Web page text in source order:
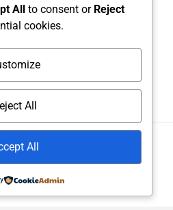
by
All to consent or Reject
cookies.
All
All